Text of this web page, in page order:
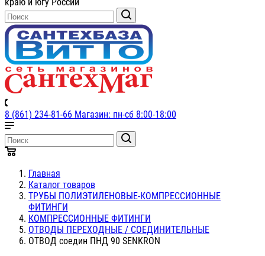
8 (861) 234-81-66 Магазин: пн-сб 8:00-18:00
Главная
Каталог товаров
ТРУБЫ ПОЛИЭТИЛЕНОВЫЕ-КОМПРЕССИОННЫЕ
ФИТИНГИ
КОМПРЕССИОННЫЕ ФИТИНГИ
ОТВОДЫ ПЕРЕХОДНЫЕ / СОЕДИНИТЕЛЬНЫЕ
ОТВОД соедин ПНД 90 SENKRON